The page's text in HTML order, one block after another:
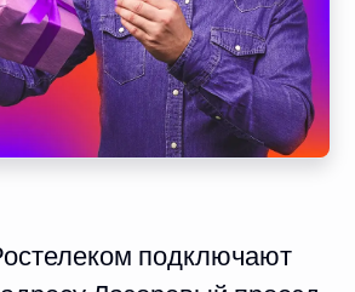
подключают